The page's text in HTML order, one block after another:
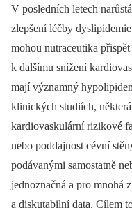
V posledních letech
zlepšení léčby
mohou nutraceutika
k dalšímu snížení
mají významný
klinických studiích,
kardiovaskulární rizikové
nebo poddajnost cévní
podávanými samostatně
jednoznačná a pro mnohá
a diskutabilní data. Cílem